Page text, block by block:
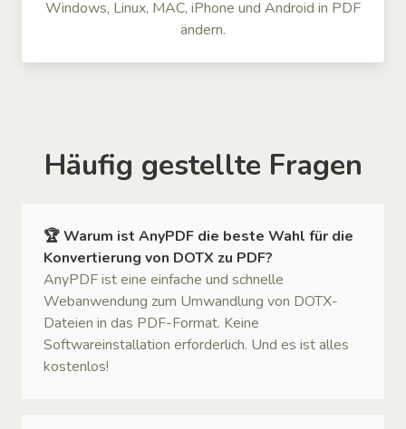
Windows, Linux, MAC, iPhone und Android in PDF
ändern.
Häufig gestellte Fragen
🏆 Warum ist AnyPDF die beste Wahl für die
Konvertierung von DOTX zu PDF?
AnyPDF ist eine einfache und schnelle
Webanwendung zum Umwandlung von DOTX-
Dateien in das PDF-Format. Keine
Softwareinstallation erforderlich. Und es ist alles
kostenlos!